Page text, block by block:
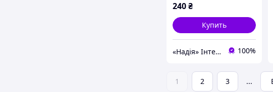
240₴
Купить
«Надія» Інтернет-Магазин 100%
1 2 3 ...